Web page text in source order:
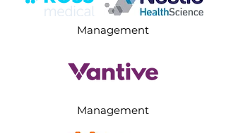
Management
Management